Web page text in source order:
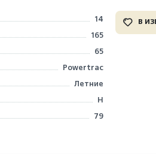
14
165
65
Powertrac
Летние
H
79
В